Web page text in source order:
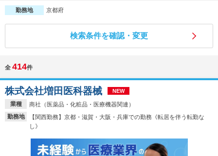
探す
【4年生】
【1～3年生】
イベントを探す スカウト お知らせ
就活ノウハウ・サポート
就活ノウハウが満載！ お役立ち記事・相談室など
勤務地 京都府
検索条件を確認・変更
全 414件
業種
商社（医薬品・化粧品・医療機器関連）
勤務地
【関西勤務】京都・滋賀・大阪・兵庫での勤務《転居を伴う転勤な
し》
株式会社増田医科器械 NEW